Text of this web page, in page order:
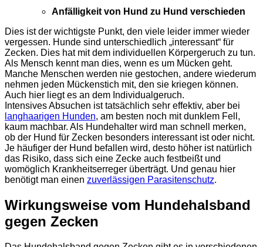
Anfälligkeit von Hund zu Hund verschieden
Dies ist der wichtigste Punkt, den viele leider immer wieder
vergessen. Hunde sind unterschiedlich „interessant“ für
Zecken. Dies hat mit dem individuellen Körpergeruch zu tun.
Als Mensch kennt man dies, wenn es um Mücken geht.
Manche Menschen werden nie gestochen, andere wiederum
nehmen jeden Mückenstich mit, den sie kriegen können.
Auch hier liegt es an dem Individualgeruch.
Intensives Absuchen ist tatsächlich sehr effektiv, aber bei
langhaarigen Hunden, am besten noch mit dunklem Fell,
kaum machbar. Als Hundehalter wird man schnell merken,
ob der Hund für Zecken besonders interessant ist oder nicht.
Je häufiger der Hund befallen wird, desto höher ist natürlich
das Risiko, dass sich eine Zecke auch festbeißt und
womöglich Krankheitserreger überträgt. Und genau hier
benötigt man einen zuverlässigen Parasitenschutz.
Wirkungsweise vom Hundehalsband
gegen Zecken